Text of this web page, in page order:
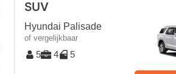
SUV
Hyundai Palisade
of vergelijkbaar
5 4 5